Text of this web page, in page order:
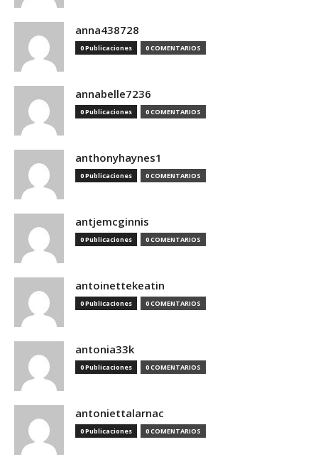
anna438728
0 Publicaciones 0 COMENTARIOS
annabelle7236
0 Publicaciones 0 COMENTARIOS
anthonyhaynes1
0 Publicaciones 0 COMENTARIOS
antjemcginnis
0 Publicaciones 0 COMENTARIOS
antoinettekeatin
0 Publicaciones 0 COMENTARIOS
antonia33k
0 Publicaciones 0 COMENTARIOS
antoniettalarnac
0 Publicaciones 0 COMENTARIOS